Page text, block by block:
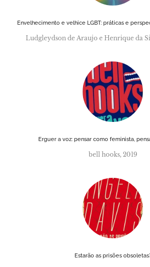
Envelhecimento e velhice LGBT: práticas e
Ludgleydson de Araujo e Henrique da
Erguer a voz: pensar como feminista,
bell hooks, 2019
Estarão as prisões